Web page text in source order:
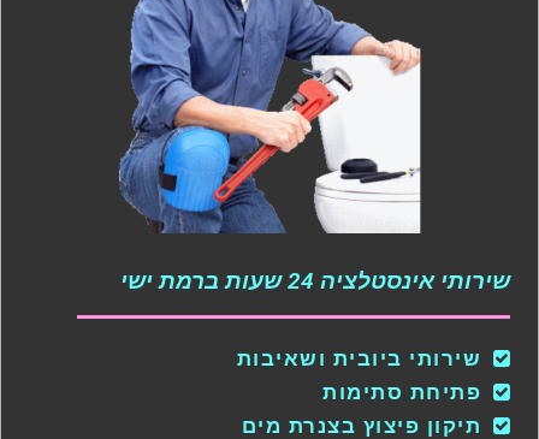
שירותי אינסטלציה 24 שעות ברמת ישי
שירותי ביובית ושאיבות
פתיחת סתימות
תיקון פיצוץ בצנרת מים